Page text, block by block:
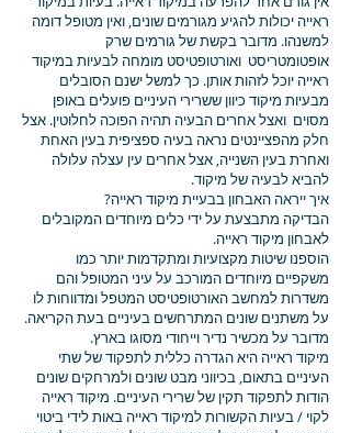
ראייה יכולות להגיע מגורמים שונים, ואין מטופל דומה
למשנהו. מדובר בקשת של גורמים שרק
אופטומטריסט ואורטופטיסט מומחה לבעיות במיקוד
ראייה יוכל לזהות אותן. כך למשל ישנם הסובלים
מבעיות מיקוד כיוון ששרירי העיניים פועלים באופן
מסוים ואצל אחרים הבעיה תהיה הפוכה לחלוטין. אצל
חלק מהפציינטים נראה בעיה ספציפית בעין האחת
ואחרת בעין השנייה, אצל אחרים עין עצלה עלולה
להביא לבעיה של מיקוד.
איך ייראה האבחון בבעיית מיקוד ראייה?
הבדיקה מתבצעת על ידי כלים מיוחדים המקובלים
לאבחון מיקוד ראייה.
הוספנו שיטות מקצועיות ומתקדמות יותר כמו
משקפיים מיוחדים המורכב על עיני המטופל והם
משדרות למחשב האורטופטיסט המטפל ומדווחות לו
על משתנים שונים המתרחשים בעיניים בעת הקריאה.
מדובר על מכשיר נדיר וייחודי מסוגו בארץ.
מיקוד ראייה היא הגדרה כללית לתפקוד של שתי
העיניים בתאום, בכיווני מבט שונים ולמרחקים שונים
הודות לתפקוד תקין של שרירי העיניים. מיקוד ראייה
לקוי / בעיות הקשורות למיקוד ראייה באות לידי ביטוי